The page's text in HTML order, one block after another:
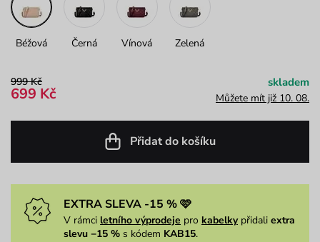
Béžová Černá Vínová Zelená
999 Kč
699 Kč
skladem
Můžete mít již 10. 08.
Přidat do košíku
EXTRA SLEVA -15 % 🩷
V rámci letního výprodeje pro kabelkypřidali extra
slevu −15 % s kódem KAB15.